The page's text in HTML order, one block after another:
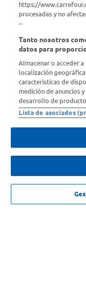
Descubrí Carrefour
Conocenos
Info útil
Comprá Online
https://
procesadas y no
--
Tanto nosotros
datos para
Almacenar o acceder
localización
características de
medición de anuncios
desarrollo de
Lista de asociados